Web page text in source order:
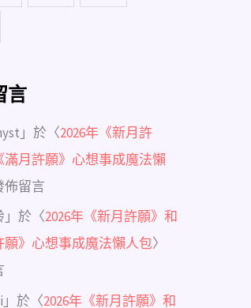
言
」於〈2026年《新月許
滿月許願》心想事成魔法懶
佈留言
」於〈2026年《新月許願》和
願》心想事成魔法懶人包〉
」於〈2026年《新月許願》和